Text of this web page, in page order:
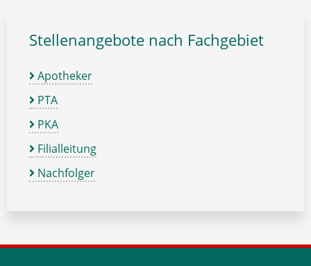
Stellenangebote nach Fachgebiet
Apotheker
PTA
PKA
Filialleitung
Nachfolger